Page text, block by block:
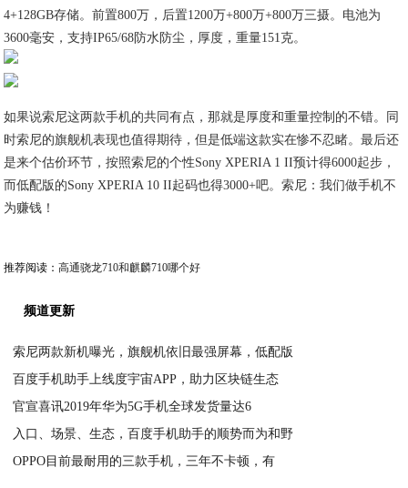
4+128GB存储。前置800万，后置1200万+800万+800万三摄。电池为
3600毫安，支持IP65/68防水防尘，厚度，重量151克。
如果说索尼这两款手机的共同有点，那就是厚度和重量控制的不错。同
时索尼的旗舰机表现也值得期待，但是低端这款实在惨不忍睹。最后还
是来个估价环节，按照索尼的个性Sony XPERIA 1 II预计得6000起步，
而低配版的Sony XPERIA 10 II起码也得3000+吧。索尼：我们做手机不
为赚钱！
推荐阅读：高通骁龙710和麒麟710哪个好
频道更新
索尼两款新机曝光，旗舰机依旧最强屏幕，低配版
百度手机助手上线度宇宙APP，助力区块链生态
官宣喜讯2019年华为5G手机全球发货量达6
入口、场景、生态，百度手机助手的顺势而为和野
OPPO目前最耐用的三款手机，三年不卡顿，有